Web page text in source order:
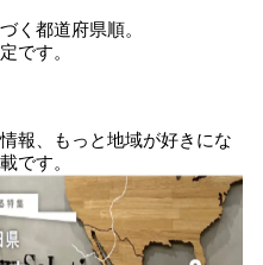
く都道府県順。
です。
報、もっと地域が好きにな
です。